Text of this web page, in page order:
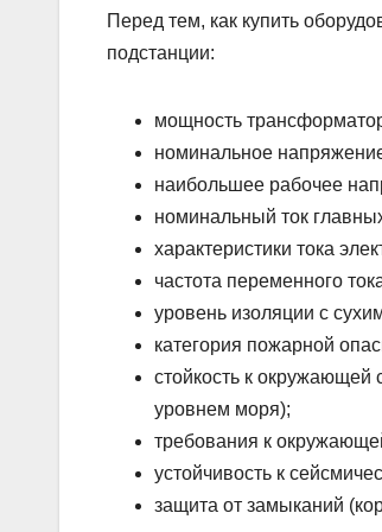
Перед тем, как купить
подстанции:
мощность
номинальное
наибольшее рабочее
номинальный ток
характеристики тока
частота переменного
уровень изоляции с
категория пожарной
стойкость к
уровнем моря);
требования к
устойчивость к
защита от замыканий